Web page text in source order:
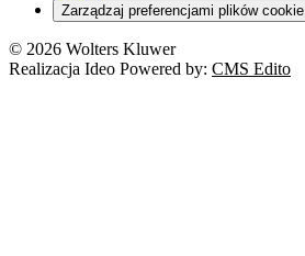
Zarządzaj preferencjami plików cookie
© 2026 Wolters Kluwer
Realizacja Ideo Powered by: CMS Edito